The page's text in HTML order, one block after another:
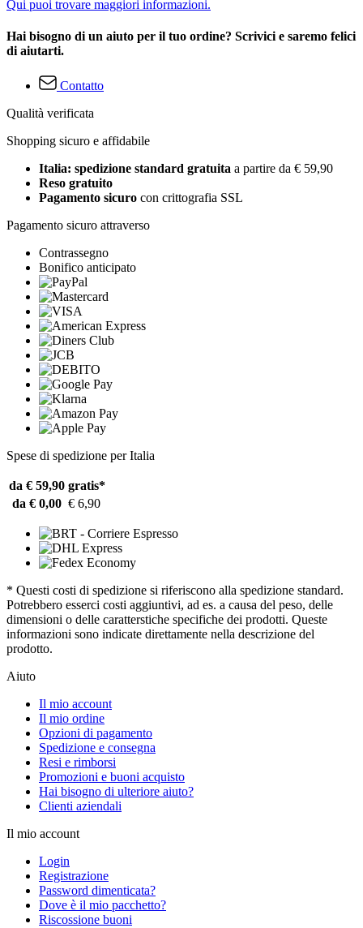
Qui puoi trovare maggiori informazioni.
Hai bisogno di un aiuto per il tuo ordine? Scrivici e saremo felici
di aiutarti.
Contatto
Qualità verificata
Shopping sicuro e affidabile
Italia: spedizione standard gratuita a partire da € 59,90
Reso gratuito
Pagamento sicuro con crittografia SSL
Pagamento sicuro attraverso
Contrassegno
Bonifico anticipato
Spese di spedizione per Italia
da € 59,90 gratis*
da € 0,00 € 6,90
* Questi costi di spedizione si riferiscono alla spedizione standard.
Potrebbero esserci costi aggiuntivi, ad es. a causa del peso, delle
dimensioni o delle caratterstiche specifiche dei prodotti. Queste
informazioni sono indicate direttamente nella descrizione del
prodotto.
Aiuto
Il mio account
Il mio ordine
Opzioni di pagamento
Spedizione e consegna
Resi e rimborsi
Promozioni e buoni acquisto
Hai bisogno di ulteriore aiuto?
Clienti aziendali
Il mio account
Login
Registrazione
Password dimenticata?
Dove è il mio pacchetto?
Riscossione buoni